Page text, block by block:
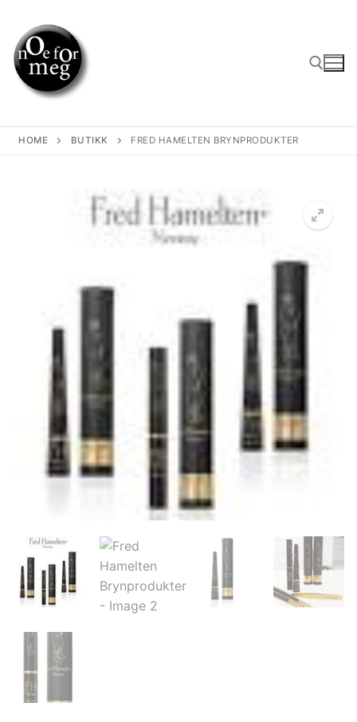
content
HOME BUTIKK FRED HAMELTEN BRYNPRODUKTER